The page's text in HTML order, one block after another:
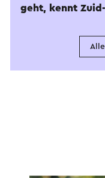
geht, kennt